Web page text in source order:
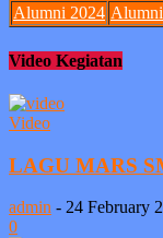
Alumni 2024
Video Kegiatan
Video
LAGU MARS
admin - 24 February
0